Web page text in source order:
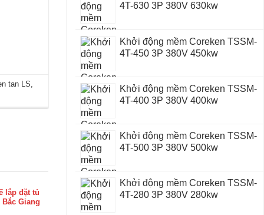
tan LS,
lắp đặt tủ
Giang
4T-630 3P 380V 630kw
Khởi động mềm Coreken TSSM-
4T-450 3P 380V 450kw
Khởi động mềm Coreken TSSM-
4T-400 3P 380V 400kw
Khởi động mềm Coreken TSSM-
4T-500 3P 380V 500kw
Khởi động mềm Coreken TSSM-
4T-280 3P 380V 280kw